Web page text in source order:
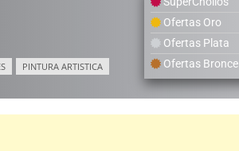
PINTURA ARTISTICA
Ofertas Oro
Ofertas Plata
Ofertas Bronce